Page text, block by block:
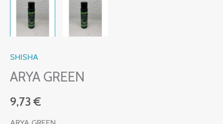
SHISHA
ARYA GREEN
9,73 €